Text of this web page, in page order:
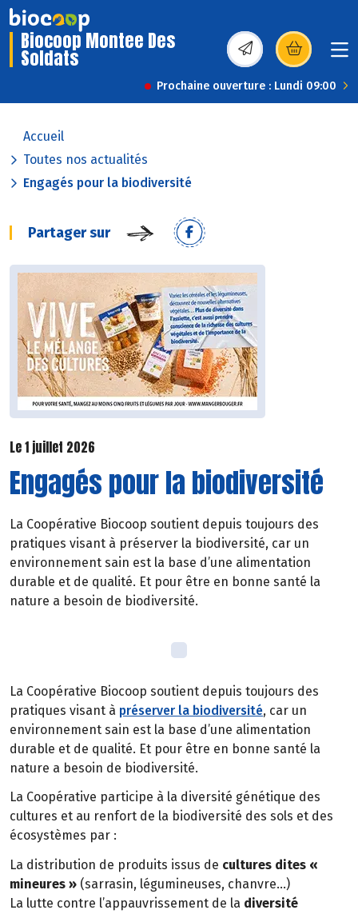
Biocoop Montee Des
Soldats (s’ouvre dans une
Prochaine ouverture : Lundi 09:00
Accueil
Toutes nos actualités
Engagés pour la biodiversité
Partager sur
Le 1 juillet 2026
Engagés pour la biodiversité
La Coopérative Biocoop soutient depuis toujours des
pratiques visant à préserver la biodiversité, car un
environnement sain est la base d’une alimentation
durable et de qualité. Et pour être en bonne santé la
nature a besoin de biodiversité.
La Coopérative Biocoop soutient depuis toujours des
pratiques visant à préserver la biodiversité, car un
environnement sain est la base d’une alimentation
durable et de qualité. Et pour être en bonne santé la
nature a besoin de biodiversité.
La Coopérative participe à la diversité génétique des
cultures et au renfort de la biodiversité des sols et des
écosystèmes par :
La distribution de produits issus de cultures dites «
mineures » (sarrasin, légumineuses, chanvre…)
La lutte contre l’appauvrissement de la diversité